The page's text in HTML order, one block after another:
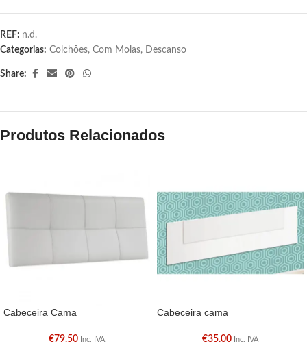
REF: n.d.
Categorias: Colchões, Com Molas, Descanso
Share:
Produtos Relacionados
Cabeceira Cama
€79.50 Inc. IVA
Cabeceira cama
€35.00 Inc. IVA